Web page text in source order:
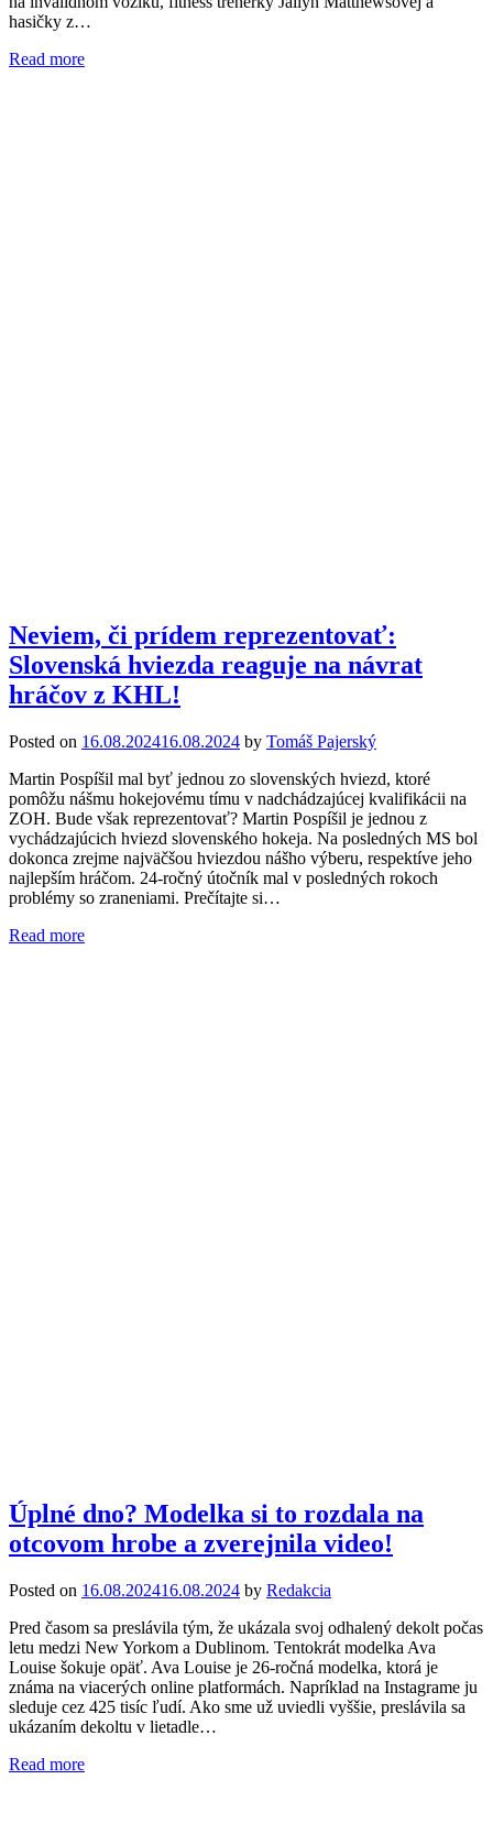
hasičky z…
Read more
Neviem, či prídem reprezentovať:
Slovenská hviezda reaguje na návrat
hráčov z KHL!
Posted on 16.08.202416.08.2024 by Tomáš Pajerský
Martin Pospíšil mal byť jednou zo slovenských hviezd, ktoré
pomôžu nášmu hokejovému tímu v nadchádzajúcej kvalifikácii na
ZOH. Bude však reprezentovať? Martin Pospíšil je jednou z
vychádzajúcich hviezd slovenského hokeja. Na posledných MS bol
dokonca zrejme najväčšou hviezdou nášho výberu, respektíve jeho
najlepším hráčom. 24-ročný útočník mal v posledných rokoch
problémy so zraneniami. Prečítajte si…
Read more
Úplné dno? Modelka si to rozdala na
otcovom hrobe a zverejnila video!
Posted on 16.08.202416.08.2024 by Redakcia
Pred časom sa preslávila tým, že ukázala svoj odhalený dekolt počas
letu medzi New Yorkom a Dublinom. Tentokrát modelka Ava
Louise šokuje opäť. Ava Louise je 26-ročná modelka, ktorá je
známa na viacerých online platformách. Napríklad na Instagrame ju
sleduje cez 425 tisíc ľudí. Ako sme už uviedli vyššie, preslávila sa
ukázaním dekoltu v lietadle…
Read more